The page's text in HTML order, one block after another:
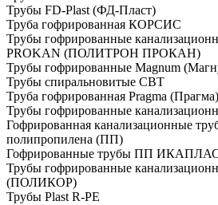
Трубы FD-Plast (ФД-Пласт)
Труба гофрированная КОРСИС
Трубы гофрированные
PROKAN (ПОЛИТРОН ПРОКАН)
Трубы гофрированные Magnum
Трубы спиральновитые СВТ
Труба гофрированная Pragma (Прагма)
Трубы гофрированные
Гофрированная канализационные
полипропилена (ПП)
Гофрированные трубы ПП
Трубы гофрированные
(ПОЛИКОР)
Трубы Plast R-PE